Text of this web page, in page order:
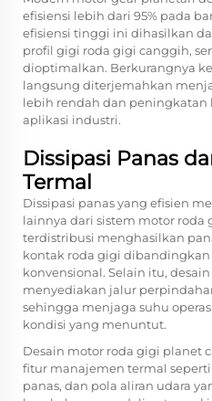
efisiensi lebih dari 95% pada
efisiensi tinggi ini dihasilkan
profil gigi roda gigi canggih,
dioptimalkan. Berkurangnya
langsung diterjemahkan
lebih rendah dan peningkatan
aplikasi industri.
Dissipasi Panas
Termal
Dissipasi panas yang efisien
lainnya dari sistem motor roda
terdistribusi menghasilkan
kontak roda gigi
konvensional. Selain itu,
menyediakan jalur
sehingga menjaga suhu
kondisi yang menuntut.
Desain motor roda gigi planet
fitur manajemen termal
panas, dan pola aliran udara